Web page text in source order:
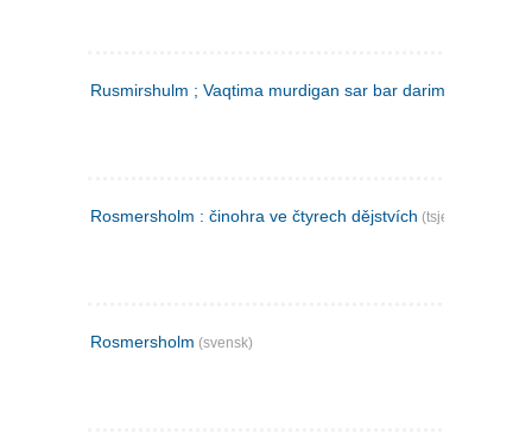
Rusmirshulm ; Vaqtima murdigan sar bar darim
Rosmersholm : činohra ve čtyrech dějstvích (tsjekkisk)
Rosmersholm (svensk)